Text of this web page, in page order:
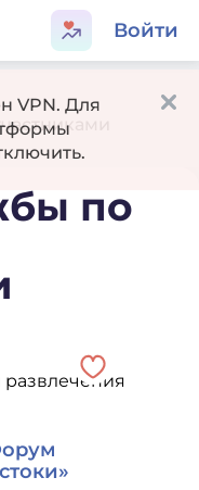
Войти
по
развлечения
VPN. Для